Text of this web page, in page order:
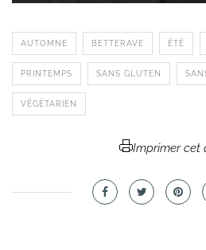
AUTOMNE BETTERAVE ÉTÉ
PRINTEMPS SANS GLUTEN
VÉGÉTARIEN
Imprimer cet